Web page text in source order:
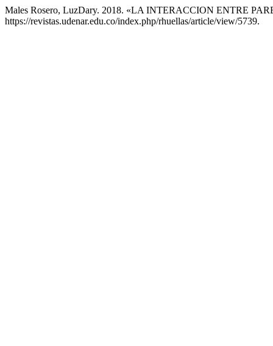
Males Rosero, LuzDary. 2018. «LA INTERACCION ENTRE
https://revistas.udenar.edu.co/index.php/rhuellas/article/view/5739.